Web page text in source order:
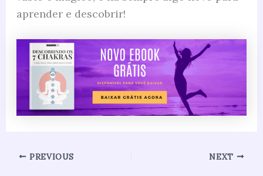
aprender e descobrir!
PREVIOUS NEXT